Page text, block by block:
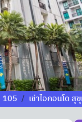
105 เช่าไอคอนโด